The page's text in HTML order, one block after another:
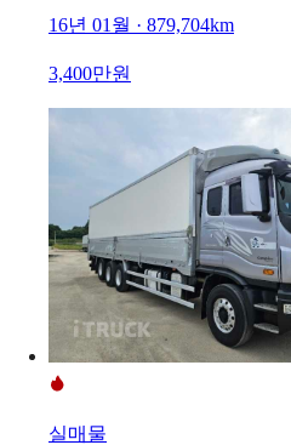
16년 01월 · 879,704km
3,400만원
실매물